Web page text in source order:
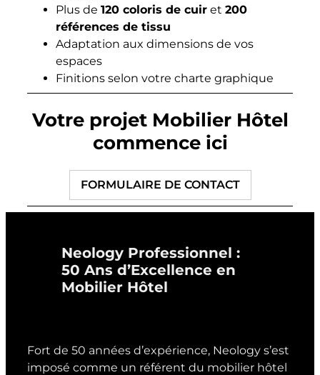
Plus de 120 coloris de cuir et 200
références de tissu
Adaptation aux dimensions de vos
espaces
Finitions selon votre charte graphique
Votre projet Mobilier Hôtel
commence ici
FORMULAIRE DE CONTACT
Neology Professionnel :
50 Ans d’Excellence en
Mobilier Hôtel
Fort de 50 années d’expérience, Neology s’est
imposé comme un référent du mobilier hôtel